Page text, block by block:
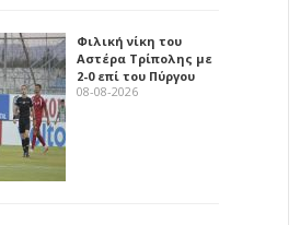
Φιλική νίκη του
Αστέρα Τρίπολης με
2-0 επί του Πύργου
08-08-2026